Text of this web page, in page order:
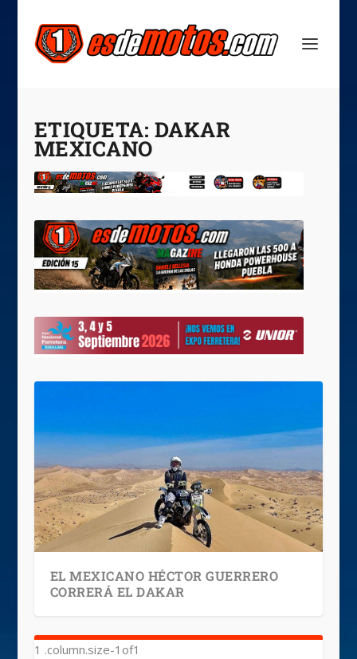
ETIQUETA: DAKAR
MEXICANO
EL MEXICANO HÉCTOR GUERRERO
CORRERÁ EL DAKAR